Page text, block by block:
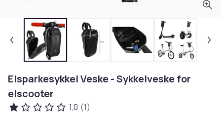
Elsparkesykkel Veske - Sykkelveske for
elscooter
1,0 (1)